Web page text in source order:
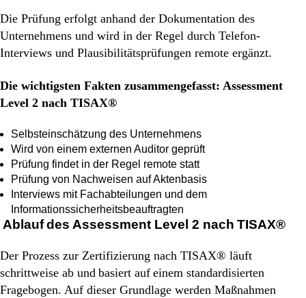
Die Prüfung erfolgt anhand der Dokumentation des
Unternehmens und wird in der Regel durch Telefon-
Interviews und Plausibilitätsprüfungen remote ergänzt.
Die wichtigsten Fakten zusammengefasst: Assessment
Level 2 nach TISAX®
Selbsteinschätzung des Unternehmens
Wird von einem externen Auditor geprüft
Prüfung findet in der Regel remote statt
Prüfung von Nachweisen auf Aktenbasis
Interviews mit Fachabteilungen und dem
Informationssicherheitsbeauftragten
Ablauf des Assessment Level 2 nach TISAX®
Der Prozess zur Zertifizierung nach TISAX® läuft
schrittweise ab und basiert auf einem standardisierten
Fragebogen. Auf dieser Grundlage werden Maßnahmen